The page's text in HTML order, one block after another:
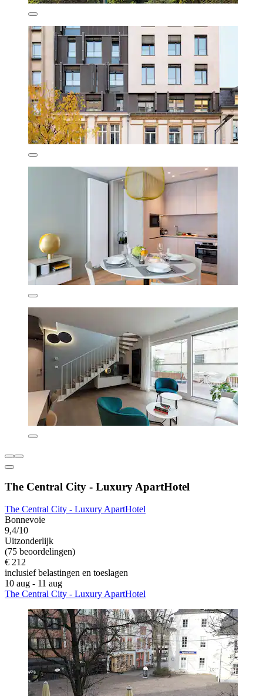
The Central City - Luxury ApartHotel
The Central City - Luxury ApartHotel
Bonnevoie
9,4/10
Uitzonderlijk
(75 beoordelingen)
€ 212
inclusief belastingen en toeslagen
10 aug - 11 aug
The Central City - Luxury ApartHotel